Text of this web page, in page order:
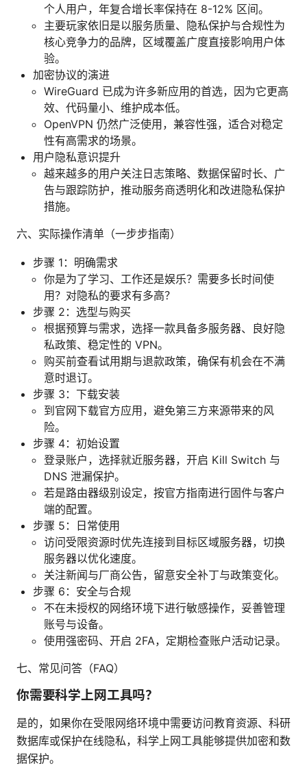
个人用户，年复合增长率保持在 8-12% 区间。
主要玩家依旧是以服务质量、隐私保护与合规性为
核心竞争力的品牌，区域覆盖广度直接影响用户体
验。
加密协议的演进
WireGuard 已成为许多新应用的首选，因为它更高
效、代码量小、维护成本低。
OpenVPN 仍然广泛使用，兼容性强，适合对稳定
性有高需求的场景。
用户隐私意识提升
越来越多的用户关注日志策略、数据保留时长、广
告与跟踪防护，推动服务商透明化和改进隐私保护
措施。
六、实际操作清单（一步步指南）
步骤 1：明确需求
你是为了学习、工作还是娱乐？需要多长时间使
用？对隐私的要求有多高？
步骤 2：选型与购买
根据预算与需求，选择一款具备多服务器、良好隐
私政策、稳定性的 VPN。
购买前查看试用期与退款政策，确保有机会在不满
意时退订。
步骤 3：下载安装
到官网下载官方应用，避免第三方来源带来的风
险。
步骤 4：初始设置
登录账户，选择就近服务器，开启 Kill Switch 与
DNS 泄漏保护。
若是路由器级别设定，按官方指南进行固件与客户
端的配置。
步骤 5：日常使用
访问受限资源时优先连接到目标区域服务器，切换
服务器以优化速度。
关注新闻与厂商公告，留意安全补丁与政策变化。
步骤 6：安全与合规
不在未授权的网络环境下进行敏感操作，妥善管理
账号与设备。
使用强密码、开启 2FA，定期检查账户活动记录。
七、常见问答（FAQ）
你需要科学上网工具吗？
是的，如果你在受限网络环境中需要访问教育资源、科研
数据库或保护在线隐私，科学上网工具能够提供加密和数
据保护。